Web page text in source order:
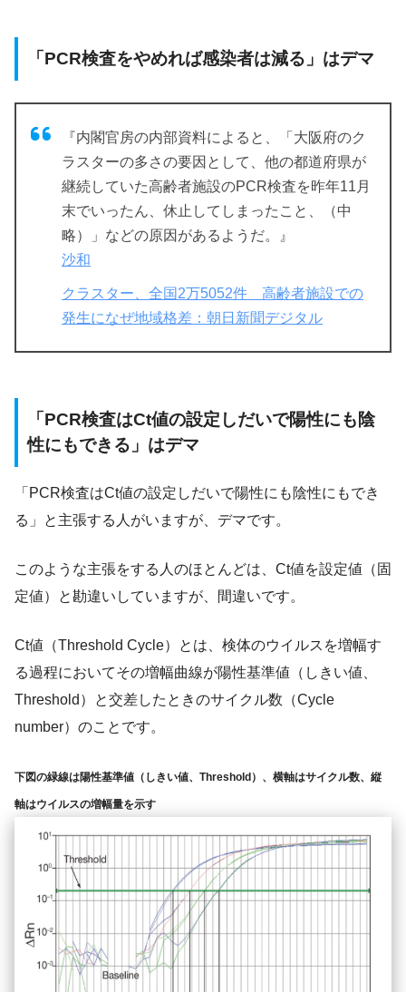
「PCR検査をやめれば感染者は減る」はデマ
『内閣官房の内部資料によると、「大阪府のク
ラスターの多さの要因として、他の都道府県が
継続していた高齢者施設のPCR検査を昨年11月
末でいったん、休止してしまったこと、（中
略）」などの原因があるようだ。』
沙和
クラスター、全国2万5052件 高齢者施設での
発生になぜ地域格差：朝日新聞デジタル
「PCR検査はCt値の設定しだいで陽性にも陰
性にもできる」はデマ
「PCR検査はCt値の設定しだいで陽性にも陰性にもでき
る」と主張する人がいますが、デマです。
このような主張をする人のほとんどは、Ct値を設定値（固
定値）と勘違いしていますが、間違いです。
Ct値（Threshold Cycle）とは、検体のウイルスを増幅す
る過程においてその増幅曲線が陽性基準値（しきい値、
Threshold）と交差したときのサイクル数（Cycle
number）のことです。
下図の緑線は陽性基準値（しきい値、Threshold）、横軸はサイクル数、縦
軸はウイルスの増幅量を示す